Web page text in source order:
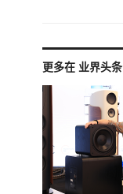
更多在 业界头